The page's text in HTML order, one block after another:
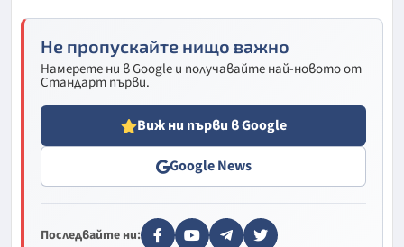
Не пропускайте нищо важно
Намерете ни в Google и получавайте най-новото от
Стандарт първи.
Виж ни първи в Google
Google News
Последвайте ни: